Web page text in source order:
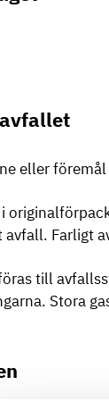
eller
avfall. Farligt
till
Stora